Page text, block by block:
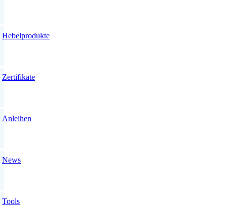
Hebelprodukte
Zertifikate
Anleihen
News
Tools